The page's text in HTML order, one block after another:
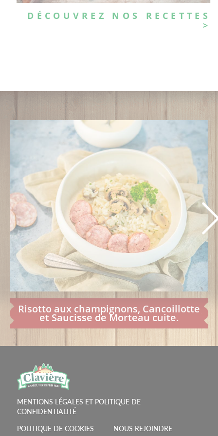
DÉCOUVREZ NOS RECETTES
>
Risotto aux champignons, Cancoillotte
et Saucisse de Morteau cuite.
MENTIONS LÉGALES ET POLITIQUE DE
CONFIDENTIALITÉ
POLITIQUE DE COOKIES NOUS REJOINDRE